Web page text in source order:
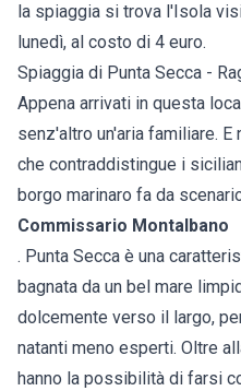
la spiaggia si trova l'Isola
lunedì, al costo di 4 euro.
Spiaggia di Punta Secca -
Appena arrivati in questa
senz'altro un'aria familiare.
che contraddistingue i
borgo marinaro fa da
Commissario Montalbano
. Punta Secca è una
bagnata da un bel mare
dolcemente verso il largo,
natanti meno esperti. Oltre
hanno la possibilità di farsi